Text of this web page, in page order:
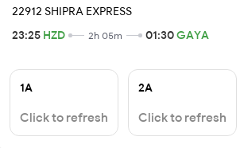
22912 SHIPRA EXPRESS
23:25 HZD 2h 05m 01:30GAYA
1A
Click to refresh
2A
Click to refresh